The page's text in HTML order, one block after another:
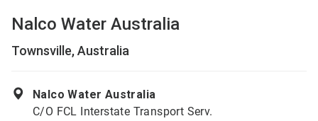
Nalco Water Australia
Townsville, Australia
Nalco Water Australia
C/O FCL Interstate Transport Serv.